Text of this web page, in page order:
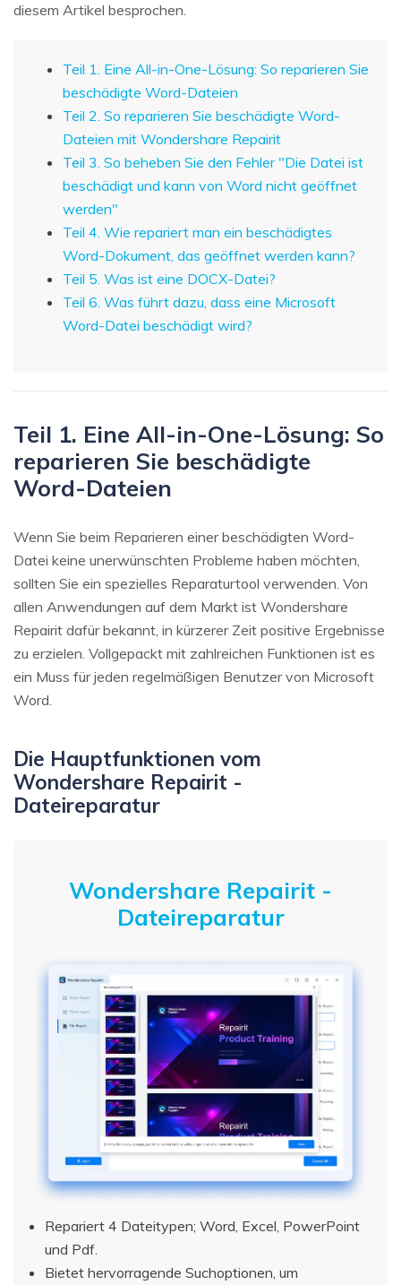
diesem Artikel besprochen.
Teil 1. Eine All-in-One-Lösung: So reparieren Sie
beschädigte Word-Dateien
Teil 2. So reparieren Sie beschädigte Word-
Dateien mit Wondershare Repairit
Teil 3. So beheben Sie den Fehler "Die Datei ist
beschädigt und kann von Word nicht geöffnet
werden"
Teil 4. Wie repariert man ein beschädigtes
Word-Dokument, das geöffnet werden kann?
Teil 5. Was ist eine DOCX-Datei?
Teil 6. Was führt dazu, dass eine Microsoft
Word-Datei beschädigt wird?
Teil 1. Eine All-in-One-Lösung: So
reparieren Sie beschädigte
Word-Dateien
Wenn Sie beim Reparieren einer beschädigten Word-
Datei keine unerwünschten Probleme haben möchten,
sollten Sie ein spezielles Reparaturtool verwenden. Von
allen Anwendungen auf dem Markt ist Wondershare
Repairit dafür bekannt, in kürzerer Zeit positive Ergebnisse
zu erzielen. Vollgepackt mit zahlreichen Funktionen ist es
ein Muss für jeden regelmäßigen Benutzer von Microsoft
Word.
Die Hauptfunktionen vom
Wondershare Repairit -
Dateireparatur
Wondershare Repairit -
Dateireparatur
Repariert 4 Dateitypen; Word, Excel, PowerPoint
und Pdf.
Bietet hervorragende Suchoptionen, um